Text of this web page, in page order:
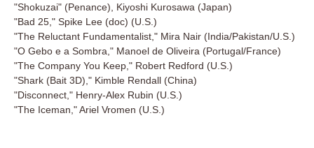
"Shokuzai" (Penance), Kiyoshi Kurosawa (Japan)
"Bad 25," Spike Lee (doc) (U.S.)
"The Reluctant Fundamentalist," Mira Nair (India/Pakistan/U.S.)
"O Gebo e a Sombra," Manoel de Oliveira (Portugal/France)
"The Company You Keep," Robert Redford (U.S.)
"Shark (Bait 3D)," Kimble Rendall (China)
"Disconnect," Henry-Alex Rubin (U.S.)
"The Iceman," Ariel Vromen (U.S.)